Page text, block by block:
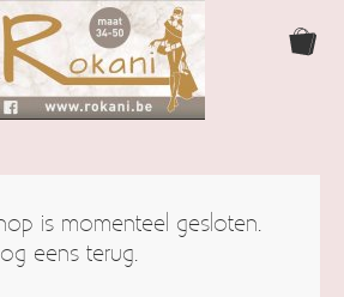
Webshop
is momenteel gesloten.
eens terug.